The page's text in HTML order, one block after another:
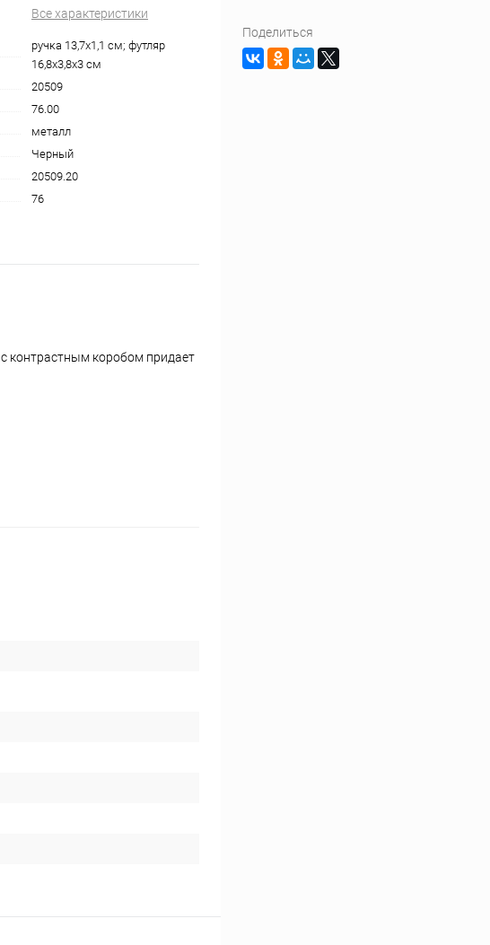
Все характеристики
ручка 13,7х1,1 см; футляр
16,8х3,8х3 см
20509
76.00
металл
Черный
20509.20
76
контрастным коробом придает
Поделиться